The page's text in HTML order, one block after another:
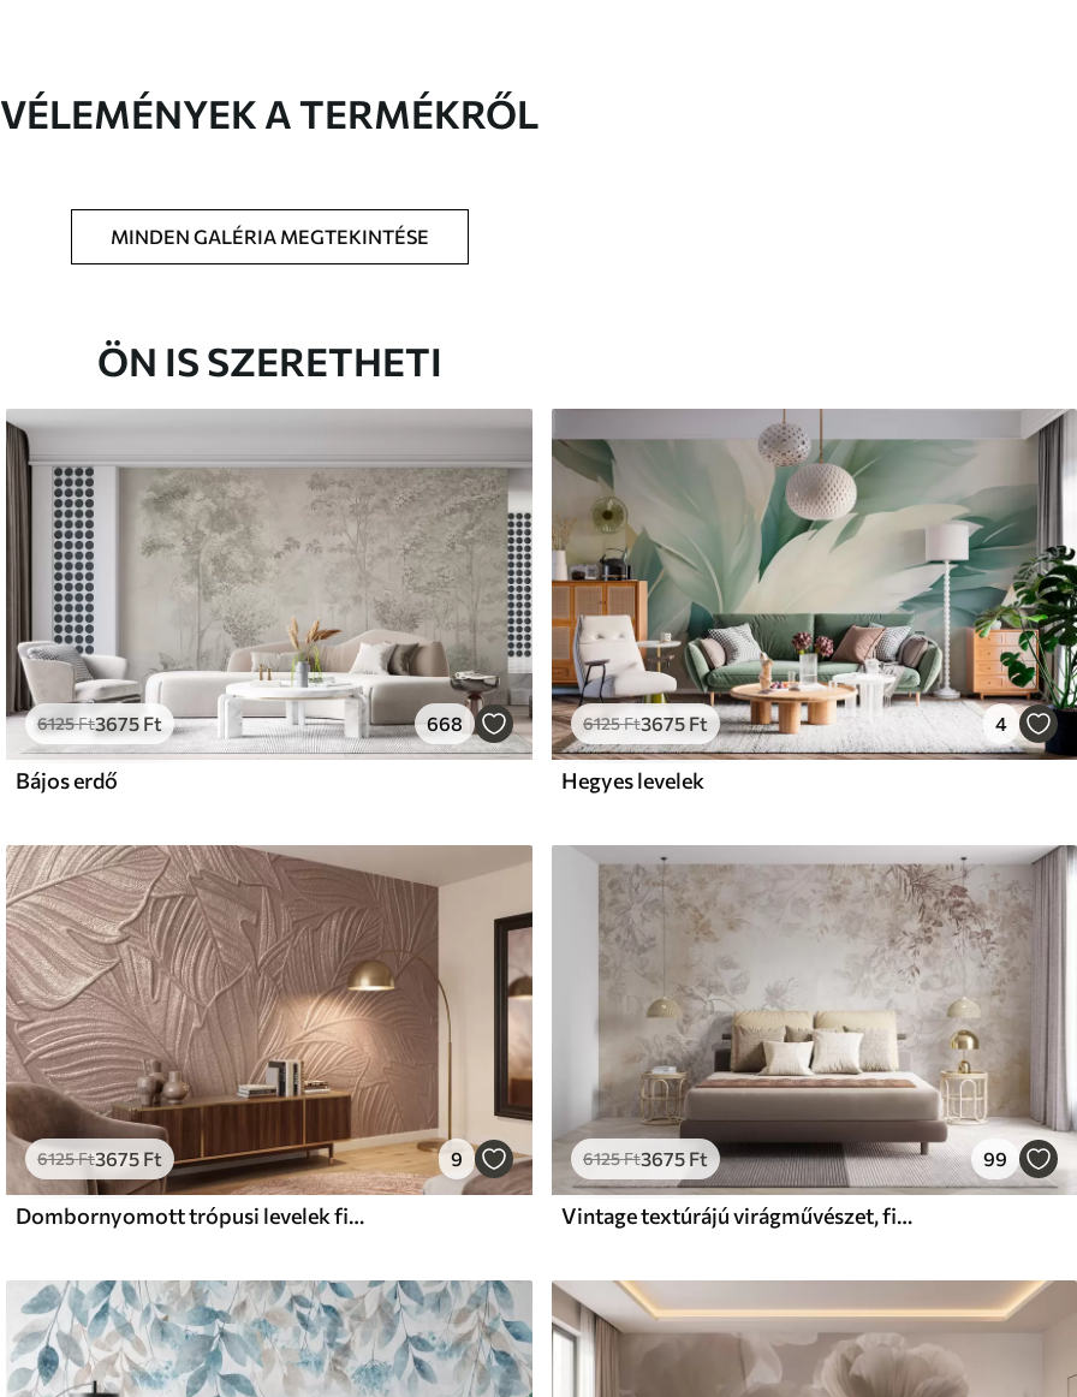
méretben nyomtatjuk ki, és legfeljebb 50
9499Ft/m²
and Stick
13600Ft/m²
VÉLEMÉNYEK A TERMÉKRŐL
MINDEN GALÉRIA MEGTEKINTÉSE
ÖN IS SZERETHETI
6125Ft3675 Ft 668
Bájos erdő
6125Ft3675 Ft 4
Hegyes levelek
6125Ft3675 Ft 9
Dombornyomott trópusi levelek finom domborzattal, meleg bézs árnyalatokban
6125Ft3675 Ft 99
Vintage textúrájú virágművészet, finom rajzstílusú kerti virágok és levelek illusztrációival, lágy pasztell bézs és szepia árnyalatokkal